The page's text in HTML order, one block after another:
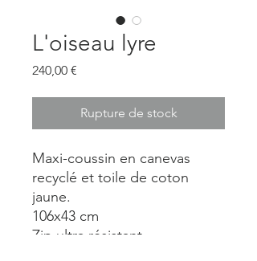
L'oiseau lyre
240,00 €
Rupture de stock
Maxi-coussin en canevas
recyclé et toile de coton
jaune.
106x43 cm
Zip ultra résistant